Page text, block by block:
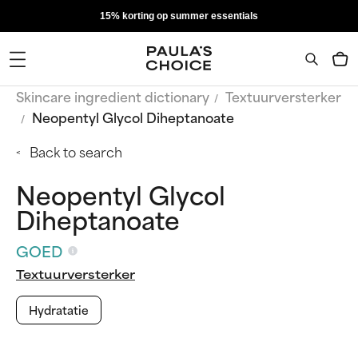
15% korting op summer essentials
Skincare ingredient dictionary
Textuurversterker
Neopentyl Glycol Diheptanoate
Back to search
Neopentyl Glycol
Diheptanoate
GOED
Textuurversterker
Hydratatie